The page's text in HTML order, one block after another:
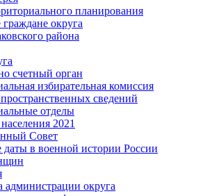
планирования
округа
района
счетный орган
избирательная комиссия
сведений
отделы
2021
Совет
в военной истории России
администрации округа